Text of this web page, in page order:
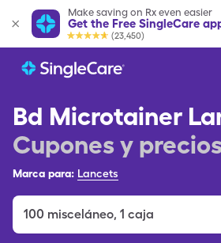
Make saving on Rx even easier
Get the Free SingleCare
(23,450)
Bd Microtainer
Cupones y precios
Marca para: Lancets
100 misceláneo, 1 caja